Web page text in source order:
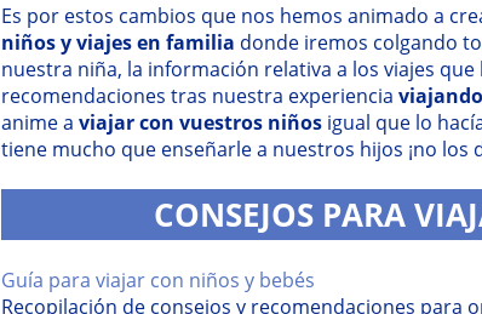
Es por estos cambios que nos hemos animado a
niños y viajes en familia donde iremos colgando
nuestra niña, la información relativa a los viajes
recomendaciones tras nuestra experiencia
anime a viajar con vuestros niños igual que lo
tiene mucho que enseñarle a nuestros hijos ¡no los
CONSEJOS PARA
Guía para viajar con niños y bebés
Recopilación de consejos y recomendaciones para